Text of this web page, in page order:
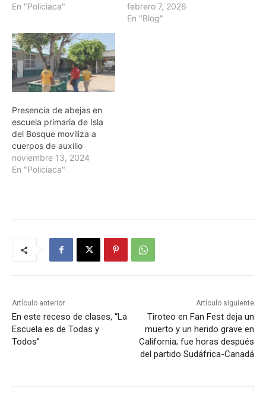
En "Policiaca"
febrero 7, 2026
En "Blog"
Presencia de abejas en
escuela primaria de Isla
del Bosque moviliza a
cuerpos de auxilio
noviembre 13, 2024
En "Policiaca"
Artículo anterior
En este receso de clases, “La
Escuela es de Todas y
Todos”
Artículo siguiente
Tiroteo en Fan Fest deja un
muerto y un herido grave en
California; fue horas después
del partido Sudáfrica-Canadá